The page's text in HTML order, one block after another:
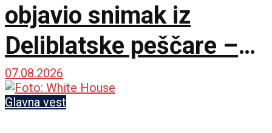
objavio snimak iz
Deliblatske peščare –
ubačena i tri helikoptera
07.08.2026
Glavna vest